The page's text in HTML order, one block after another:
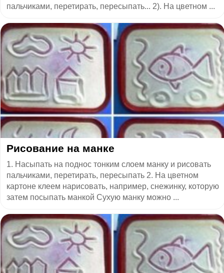
пальчиками, перетирать, пересыпать... 2). На цветном ...
Рисование на манке
1. Насыпать на поднос тонким слоем манку и рисовать
пальчиками, перетирать, пересыпать 2. На цветном
картоне клеем нарисовать, например, снежинку, которую
затем посыпать манкой Сухую манку можно ...